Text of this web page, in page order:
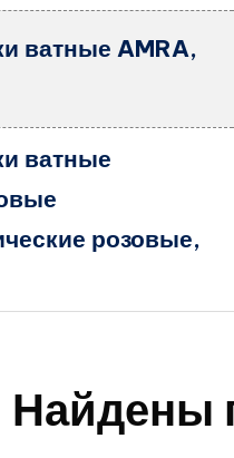
ватные AMRA,
ватные
розовые,
Найдены